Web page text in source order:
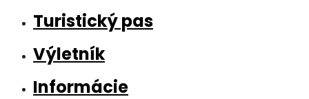
Turistický pas
Výletník
Informácie